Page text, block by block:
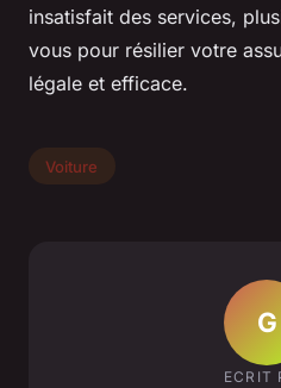
insatisfait des services,
vous pour résilier votre
légale et efficace.
Voiture
G
ECRIT